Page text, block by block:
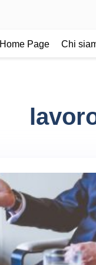
Home Page Chi